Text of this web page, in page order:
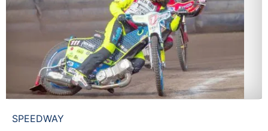
SPEEDWAY